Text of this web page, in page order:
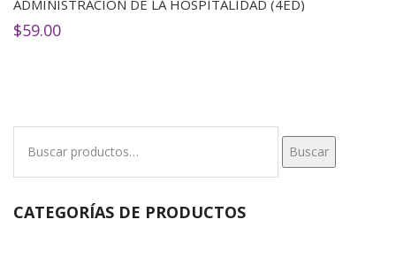
ADMINISTRACION DE LA HOSPITALIDAD (4ED)
$59.00
Buscar
CATEGORÍAS DE PRODUCTOS